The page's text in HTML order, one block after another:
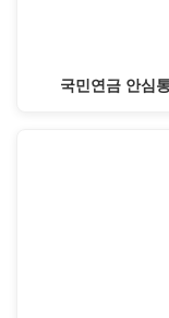
국민연금 안심